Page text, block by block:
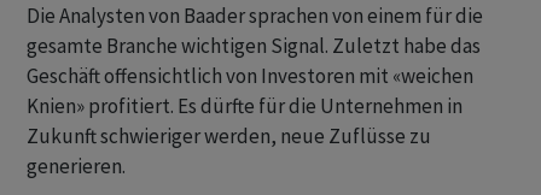
Die Analysten von Baader sprachen von einem für die
gesamte Branche wichtigen Signal. Zuletzt habe das
Geschäft offensichtlich von Investoren mit «weichen
Knien» profitiert. Es dürfte für die Unternehmen in
Zukunft schwieriger werden, neue Zuflüsse zu
generieren.